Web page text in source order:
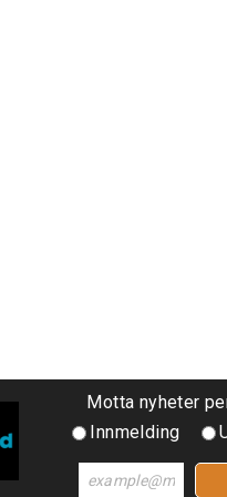
Motta nyheter
Innmelding